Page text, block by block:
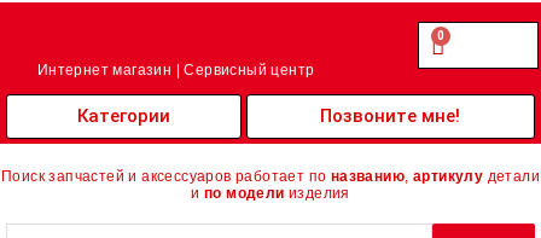
Перейти
Интернет магазин | Сервисный центр
0.00
0
Cart
Категории Позвоните мне!
Поиск запчастей и аксессуаров работает по названию артикулу детали
и по модели изделия